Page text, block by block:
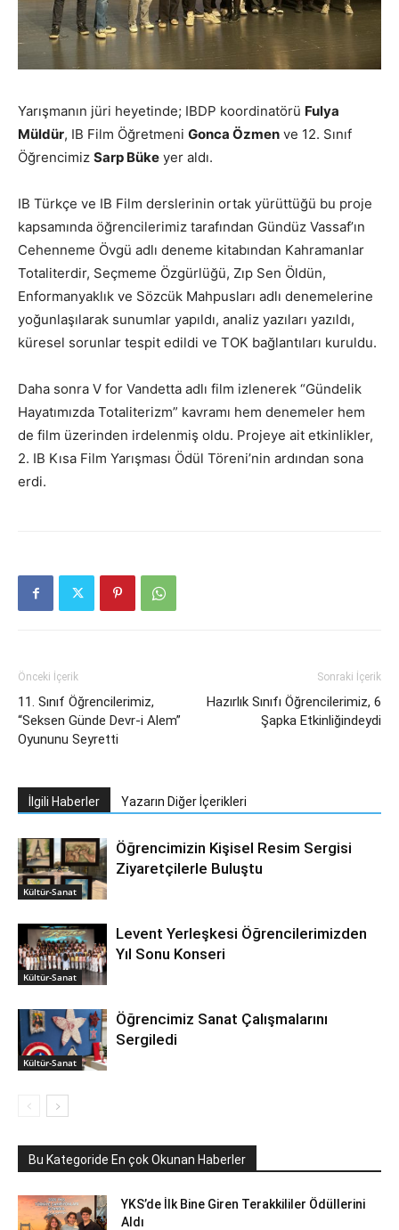
Yarışmanın jüri heyetinde; IBDP koordinatörü Fulya
Müldür, IB Film Öğretmeni Gonca Özmen ve 12. Sınıf
Öğrencimiz Sarp Büke yer aldı.
IB Türkçe ve IB Film derslerinin ortak yürüttüğü bu proje
kapsamında öğrencilerimiz tarafından Gündüz Vassaf’ın
Cehenneme Övgü adlı deneme kitabından Kahramanlar
Totaliterdir, Seçmeme Özgürlüğü, Zıp Sen Öldün,
Enformanyaklık ve Sözcük Mahpusları adlı denemelerine
yoğunlaşılarak sunumlar yapıldı, analiz yazıları yazıldı,
küresel sorunlar tespit edildi ve TOK bağlantıları kuruldu.
Daha sonra V for Vandetta adlı film izlenerek “Gündelik
Hayatımızda Totaliterizm” kavramı hem denemeler hem
de film üzerinden irdelenmiş oldu. Projeye ait etkinlikler,
2. IB Kısa Film Yarışması Ödül Töreni’nin ardından sona
erdi.
Önceki İçerik
11. Sınıf Öğrencilerimiz,
“Seksen Günde Devr-i Alem”
Oyununu Seyretti
Sonraki İçerik
Hazırlık Sınıfı Öğrencilerimiz, 6
Şapka Etkinliğindeydi
İlgili Haberler Yazarın Diğer İçerikleri
Kültür-Sanat
Öğrencimizin Kişisel Resim Sergisi
Ziyaretçilerle Buluştu
Kültür-Sanat
Levent Yerleşkesi Öğrencilerimizden
Yıl Sonu Konseri
Kültür-Sanat
Öğrencimiz Sanat Çalışmalarını
Sergiledi
Bu Kategoride En çok Okunan Haberler
YKS’de İlk Bine Giren Terakkililer Ödüllerini
Aldı